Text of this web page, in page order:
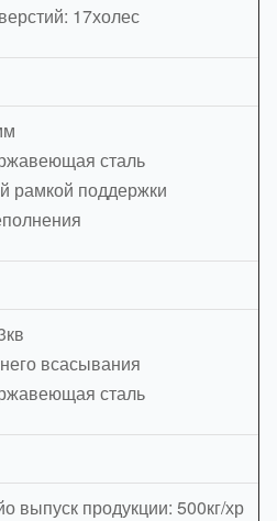
17холес
сталь
рамкой поддержки
всасывания
сталь
выпуск продукции: 500кг/хр